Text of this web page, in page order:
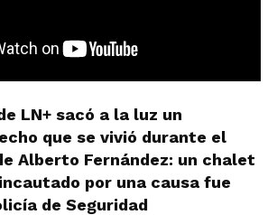
LN+ sacó a la luz un
que se vivió durante el
Alberto Fernández: un chalet
por una causa fue
de Seguridad